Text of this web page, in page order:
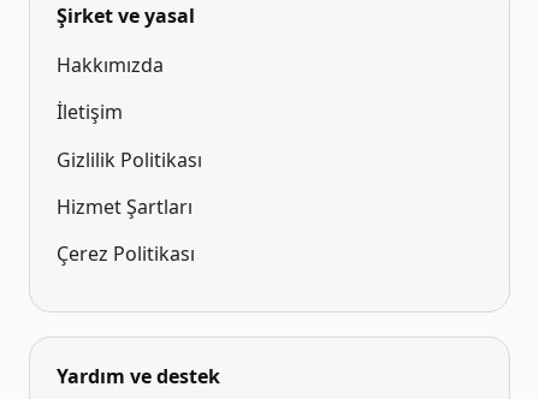
Şirket ve yasal
Hakkımızda
İletişim
Gizlilik Politikası
Hizmet Şartları
Çerez Politikası
Yardım ve destek